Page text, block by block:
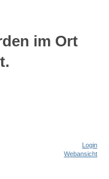
im Ort
Login
Webansicht